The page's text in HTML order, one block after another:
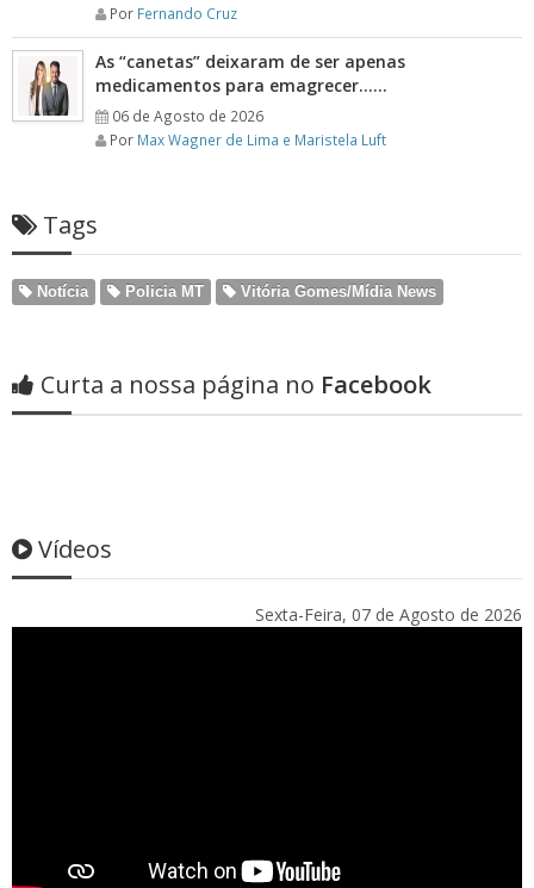
Por Fernando Cruz
As “canetas” deixaram de ser apenas
medicamentos para emagrecer……
06 de Agosto de 2026
Por Max Wagner de Lima e Maristela Luft
Tags
Notícia Policia MT Vitória Gomes/Mídia News
Curta a nossa página no Facebook
Vídeos
Sexta-Feira, 07 de Agosto de 2026